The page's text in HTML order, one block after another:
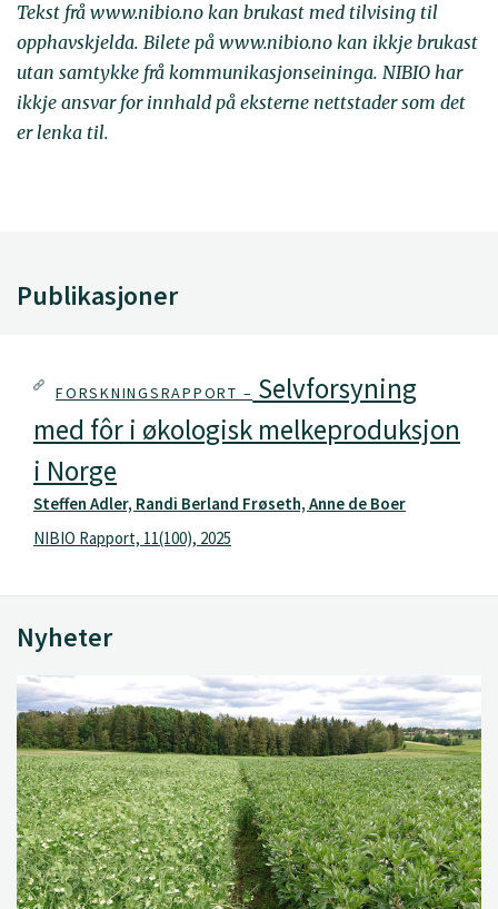
Tekst frå www.nibio.no kan brukast med tilvising til
opphavskjelda. Bilete på www.nibio.no kan ikkje brukast
utan samtykke frå kommunikasjonseininga. NIBIO har
ikkje ansvar for innhald på eksterne nettstader som det
er lenka til.
Publikasjoner
FORSKNINGSRAPPORT – Selvforsyning
med fôr i økologisk melkeproduksjon
i Norge
Steffen Adler, Randi Berland Frøseth, Anne de Boer
NIBIO Rapport, 11(100), 2025
Nyheter